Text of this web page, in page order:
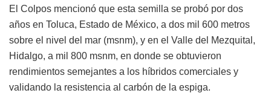
El Colpos mencionó que esta semilla se probó por dos
años en Toluca, Estado de México, a dos mil 600 metros
sobre el nivel del mar (msnm), y en el Valle del Mezquital,
Hidalgo, a mil 800 msnm, en donde se obtuvieron
rendimientos semejantes a los híbridos comerciales y
validando la resistencia al carbón de la espiga.